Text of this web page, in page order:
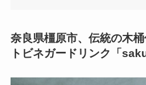
奈良県橿原市、伝統の木
トビネガードリンク「